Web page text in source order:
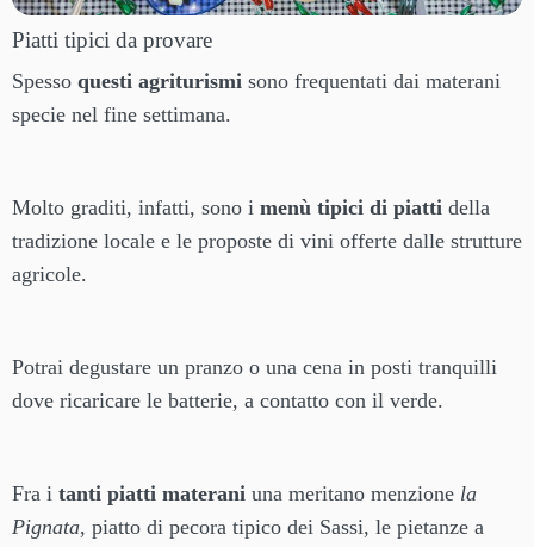
Piatti tipici da provare
Spesso questi agriturismi sono frequentati dai materani
specie nel fine settimana.
Molto graditi, infatti, sono i menù tipici di piatti della
tradizione locale e le proposte di vini offerte dalle strutture
agricole.
Potrai degustare un pranzo o una cena in posti tranquilli
dove ricaricare le batterie, a contatto con il verde.
Fra i tanti piatti materani una meritano menzione la
Pignata, piatto di pecora tipico dei Sassi, le pietanze a